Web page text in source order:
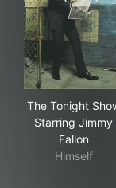
The Tonight
Starring Jimmy
Fallon
Himself